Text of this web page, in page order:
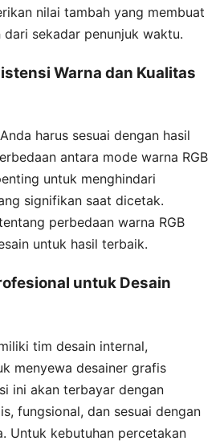
nilai tambah yang membuat
sekadar penunjuk waktu.
Warna dan Kualitas
harus sesuai dengan hasil
antara mode warna RGB
untuk menghindari
signifikan saat dicetak.
perbedaan warna RGB
untuk hasil terbaik.
untuk Desain
tim desain internal,
menyewa desainer grafis
ini akan terbayar dengan
fungsional, dan sesuai dengan
Untuk kebutuhan percetakan